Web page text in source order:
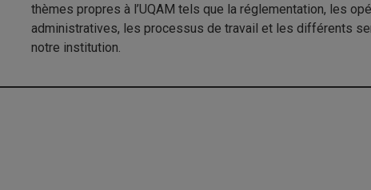
thèmes propres à l’UQAM tels que la réglementation, les
administratives, les processus de travail et les différents
notre institution.